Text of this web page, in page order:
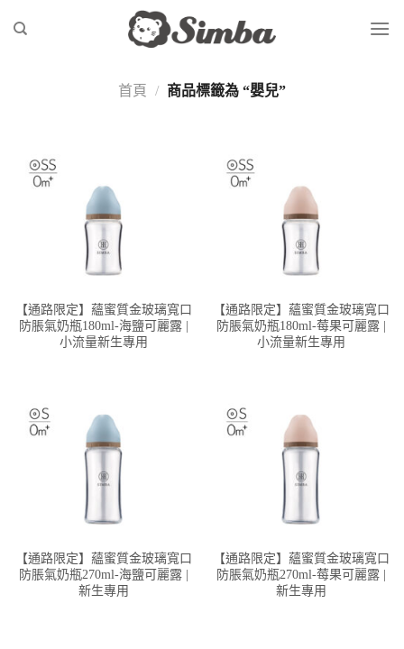
首頁 / 商品標籤為 “嬰兒”
【通路限定】蘊蜜質金玻璃寬口
防脹氣奶瓶180ml-海鹽可麗露 |
小流量新生專用
【通路限定】蘊蜜質金玻璃寬口
防脹氣奶瓶180ml-莓果可麗露 |
小流量新生專用
【通路限定】蘊蜜質金玻璃寬口
防脹氣奶瓶270ml-海鹽可麗露 |
新生專用
【通路限定】蘊蜜質金玻璃寬口
防脹氣奶瓶270ml-莓果可麗露 |
新生專用